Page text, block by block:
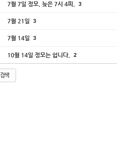
7월 7일 정모. 늦은 7시 4피. 3
7월 21일 3
7월 14일 3
10월 14일 정모는 쉽니다. 2
검색